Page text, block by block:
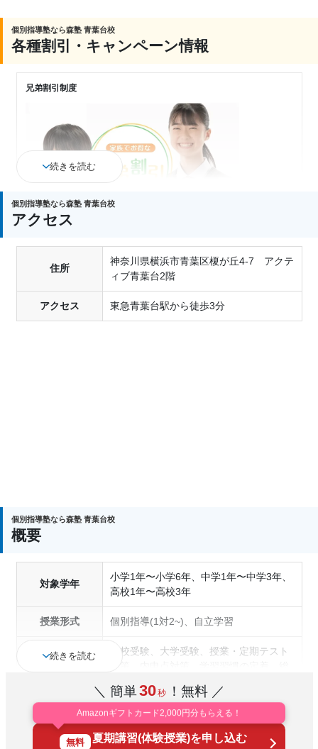
個別指導塾なら森塾 青葉台校
各種割引・キャンペーン情報
兄弟割引制度
ご兄弟でご入塾の場合
入塾金：通常2万円→全額免除
授業料：
低額の方から20%割引
入塾後、4回授業を受けられるまでに入塾をキャンセ
ルされた場合は、 すでに納入された全ての費用（授
す。
続きを読む
個別指導塾なら森塾 青葉台校
アクセス
住所
神奈川県横浜市青葉区榎が丘4-7 アクテ
ィブ青葉台2階
アクセス 東急青葉台駅から徒歩3分
個別指導塾なら森塾 青葉台校
概要
対象学年
小学1年〜小学6年、中学1年〜中学3年、
高校1年〜高校3年
授業形式 個別指導(1対2~)、自立学習
高校受験、大学受験、授業・定期テスト
校別特化対策、英検(英語検定)対策
塾の特徴
成績保証制度あり、1科目から受講可
能、季節講習のみの受講可、自習室あり
続きを読む
＼ 簡単30秒 ！無料 ／
Amazonギフトカード2,000円分もらえる！
無料 夏期講習(体験授業)を申し込む